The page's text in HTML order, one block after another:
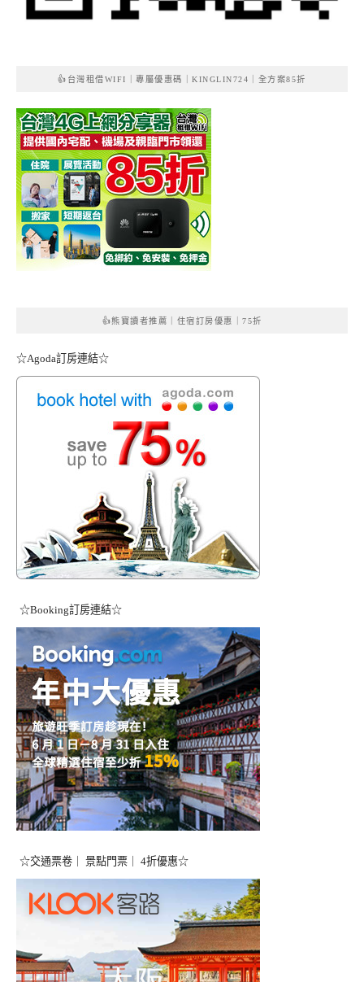
👍台灣租借WIFI｜專屬優惠碼｜KINGLIN724｜全方案85折
👍熊寶讀者推薦｜住宿訂房優惠｜75折
☆Agoda訂房連結☆
☆Booking訂房連結☆
☆交通票卷｜ 景點門票｜ 4折優惠☆